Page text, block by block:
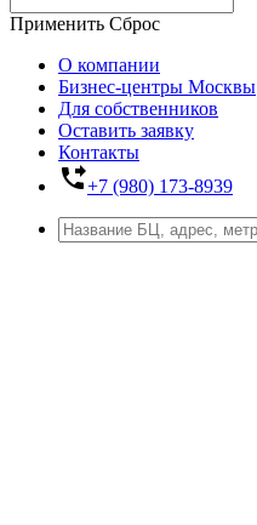
Применить Сброс
О компании
Бизнес-центры Москвы
Для собственников
Оставить заявку
Контакты
phone_forwarded+7 (980) 173-8939